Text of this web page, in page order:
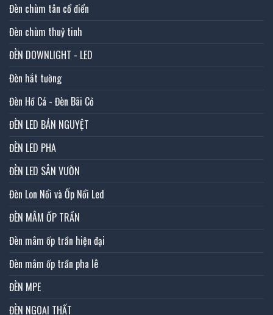
Đèn chùm tân cổ điển
Đèn chùm thuỷ tinh
ĐÈN DOWNLIGHT - LED
Đèn hắt tường
Đèn Hồ Cá - Đèn Bãi Cỏ
ĐÈN LED BÁN NGUYỆT
ĐÈN LED PHA
ĐÈN LED SÂN VƯỜN
Đèn Lon Nổi và Ốp Nổi Led
ĐÈN MÂM ỐP TRẦN
Đèn mâm ốp trần hiện đại
Đèn mâm ốp trần pha lê
ĐÈN MPE
ĐÈN NGOẠI THẤT